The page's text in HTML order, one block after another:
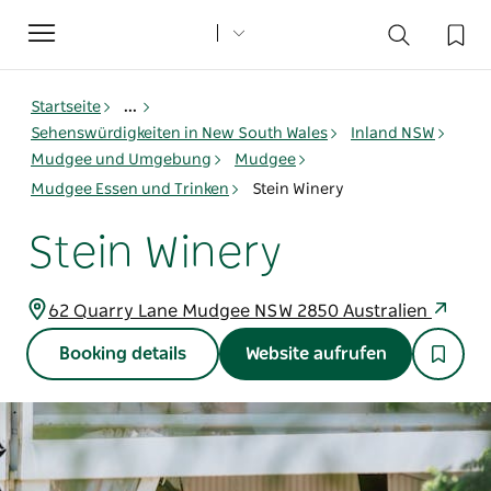
Toggle
navigation
Startseite
...
Sehenswürdigkeiten in New South Wales
Inland NSW
Mudgee und Umgebung
Mudgee
Mudgee Essen und Trinken
Stein Winery
Stein Winery
62 Quarry Lane Mudgee NSW 2850 Australien
Booking details Website aufrufen